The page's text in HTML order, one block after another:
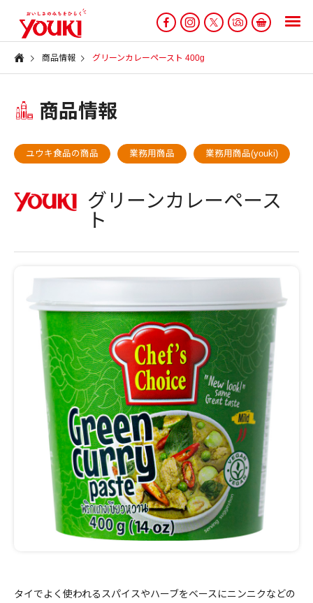
商品情報 グリーンカレーペースト 400g
商品情報
ユウキ食品の商品 業務用商品 業務用商品(youki)
グリーンカレーペース
ト
タイでよく使われるスパイスやハーブをベースにニンニクなどの